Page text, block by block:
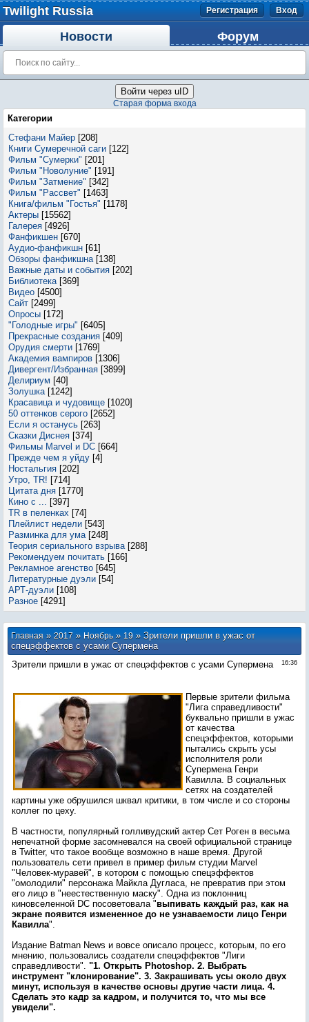
Twilight Russia Регистрация Вход
Новости Форум
Войти через uID
Старая форма входа
Категории
Стефани Майер [208]
Книги Сумеречной саги [122]
Фильм "Сумерки" [201]
Фильм "Новолуние" [191]
Фильм "Затмение" [342]
Фильм "Рассвет" [1463]
Книга/фильм "Гостья" [1178]
Актеры [15562]
Галерея [4926]
Фанфикшен [670]
Аудио-фанфикшн [61]
Обзоры фанфикшна [138]
Важные даты и события [202]
Библиотека [369]
Видео [4500]
Сайт [2499]
Опросы [172]
"Голодные игры" [6405]
Прекрасные создания [409]
Орудия смерти [1769]
Академия вампиров [1306]
Дивергент/Избранная [3899]
Делириум [40]
Золушка [1242]
Красавица и чудовище [1020]
50 оттенков серого [2652]
Если я останусь [263]
Сказки Диснея [374]
Фильмы Marvel и DC [664]
Прежде чем я уйду [4]
Ностальгия [202]
Утро, TR! [714]
Цитата дня [1770]
Кино с ... [397]
TR в пеленках [74]
Плейлист недели [543]
Разминка для ума [248]
Теория сериального взрыва [288]
Рекомендуем почитать [166]
Рекламное агенство [645]
Литературные дуэли [54]
АРТ-дуэли [108]
Разное [4291]
Главная»2017 » Ноябрь » 19» Зрители пришли в ужас от
спецэффектов с усами Супермена
16:36
Зрители пришли в ужас от спецэффектов с усами Супермена
Первые зрители фильма
"Лига справедливости"
буквально пришли в ужас
от качества
спецэффектов, которыми
пытались скрыть усы
исполнителя роли
Супермена Генри
Кавилла. В социальных
сетях на создателей
картины уже обрушился шквал критики, в том числе и со стороны
коллег по цеху.
В частности, популярный голливудский актер Сет Роген в весьма
непечатной форме засомневался на своей официальной странице
в Twitter, что такое вообще возможно в наше время. Другой
пользователь сети привел в пример фильм студии Marvel
"Человек-муравей", в котором с помощью спецэффектов
"омолодили" персонажа Майкла Дугласа, не превратив при этом
его лицо в "неестественную маску". Одна из поклонниц
киновселенной DC посоветовала "выпивать каждый раз, как на
экране появится измененное до не узнаваемости лицо Генри
Кавилла".
Издание Batman News и вовсе описало процесс, которым, по его
мнению, пользовались создатели спецэффектов "Лиги
справедливости". "1. Открыть Photoshop. 2. Выбрать
инструмент "клонирование". 3. Закрашивать усы около двух
минут, используя в качестве основы другие части лица. 4.
Сделать это кадр за кадром, и получится то, что мы все
увидели".